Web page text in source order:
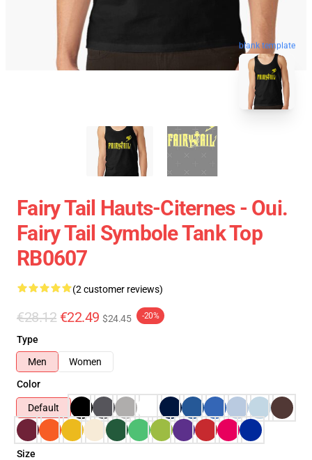
blank template
Fairy Tail Hauts-Citernes - Oui.
Fairy Tail Symbole Tank Top
RB0607
(2 customer reviews)
€28.12 €22.49 $24.45 -20%
Type
Men
Women
Color
Default
Size